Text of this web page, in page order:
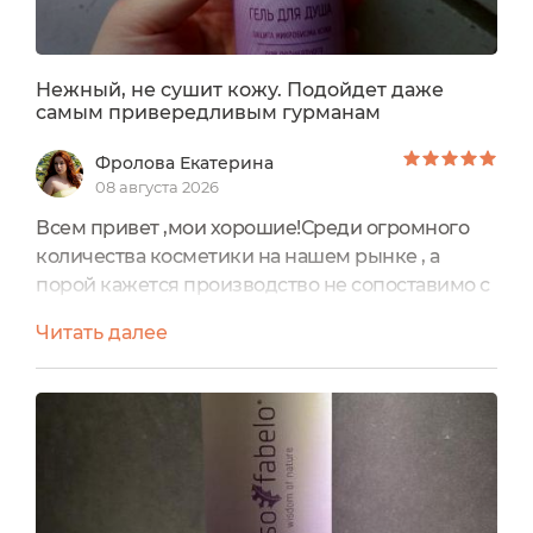
Нежный, не сушит кожу. Подойдет даже
самым привередливым гурманам
Фролова Екатерина
08 августа 2026
Всем привет ,мои хорошие!Среди огромного
количества косметики на нашем рынке , а
порой кажется производство не сопоставимо с
сложнее найти продукт,который бы отвечал не
только условиям безопасности , но отвечал бы
моим пожеланиям. В моем ассортименте есть
огромное количество гелей для душа с самыми
яркими отдушками , от ярких фруктовых до
брутальных и восточных....
Читать далее